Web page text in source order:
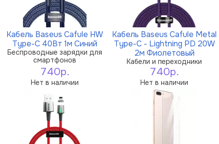
Кабель Baseus Cafule HW
Type-C 40Вт 1м Синий
Беспроводные зарядки для
смартфонов
740р.
Нет в наличии
Кабель Baseus Cafule Metal
Type-C - Lightning PD 20W
2м Фиолетовый
Кабели и переходники
740р.
Нет в наличии